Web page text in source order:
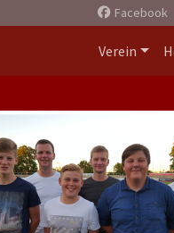
Facebook
Verein